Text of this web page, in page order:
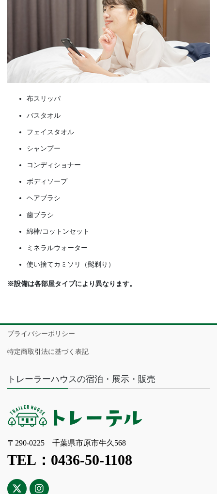
布スリッパ
バスタオル
フェイスタオル
シャンプー
コンディショナー
ボディソープ
ヘアブラシ
歯ブラシ
綿棒/コットンセット
ミネラルウォーター
使い捨てカミソリ（髭剃り）
※設備は各部屋タイプにより異なります。
プライバシーポリシー
特定商取引法に基づく表記
トレーラーハウスの宿泊・展示・販売
〒290-0225 千葉県市原市牛久568
TEL：0436-50-1108